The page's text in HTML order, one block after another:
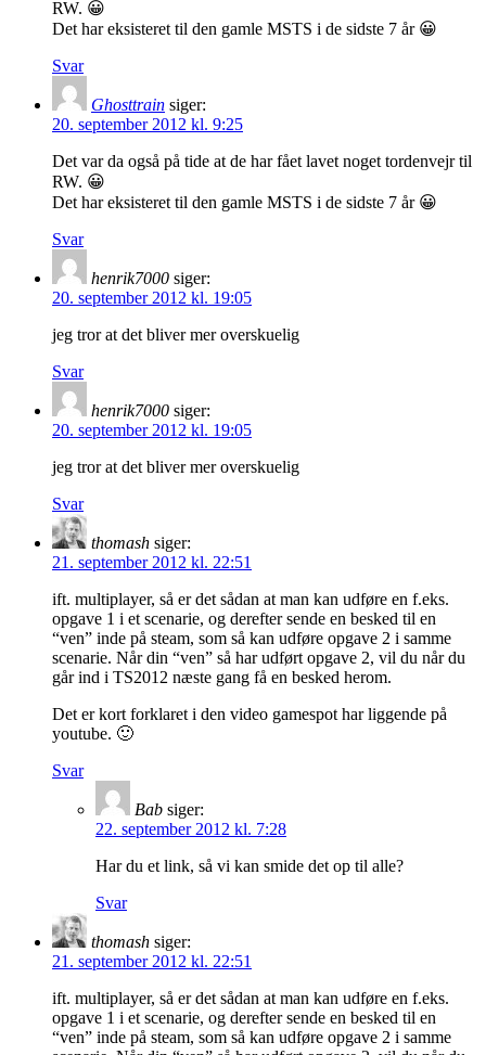
RW. 😀
Det har eksisteret til den gamle MSTS i de sidste 7 år 😀
Svar
Ghosttrain siger:
20. september 2012 kl. 9:25
Det var da også på tide at de har fået lavet noget tordenvejr til
RW. 😀
Det har eksisteret til den gamle MSTS i de sidste 7 år 😀
Svar
henrik7000 siger:
20. september 2012 kl. 19:05
jeg tror at det bliver mer overskuelig
Svar
henrik7000 siger:
20. september 2012 kl. 19:05
jeg tror at det bliver mer overskuelig
Svar
thomash siger:
21. september 2012 kl. 22:51
ift. multiplayer, så er det sådan at man kan udføre en f.eks.
opgave 1 i et scenarie, og derefter sende en besked til en
“ven” inde på steam, som så kan udføre opgave 2 i samme
scenarie. Når din “ven” så har udført opgave 2, vil du når du
går ind i TS2012 næste gang få en besked herom.
Det er kort forklaret i den video gamespot har liggende på
youtube. 🙂
Svar
Bab siger:
22. september 2012 kl. 7:28
Har du et link, så vi kan smide det op til alle?
Svar
thomash siger:
21. september 2012 kl. 22:51
ift. multiplayer, så er det sådan at man kan udføre en f.eks.
opgave 1 i et scenarie, og derefter sende en besked til en
“ven” inde på steam, som så kan udføre opgave 2 i samme